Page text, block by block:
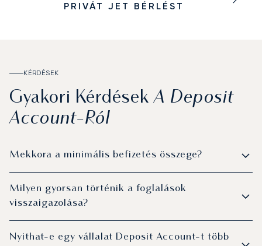
PRIVÁT JET BÉRLÉST
KÉRDÉSEK
Gyakori KérdésekA Deposit
Account-Ról
Mekkora a minimális befizetés összege?
Milyen gyorsan történik a foglalások
visszaigazolása?
Nyithat-e egy vállalat Deposit Account-t több